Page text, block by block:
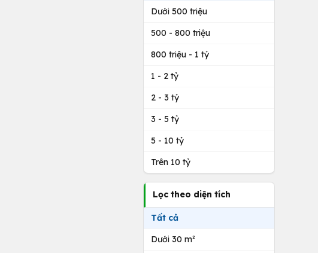
Dưới 500 triệu
500 - 800 triệu
800 triệu - 1 tỷ
1 - 2 tỷ
2 - 3 tỷ
3 - 5 tỷ
5 - 10 tỷ
Trên 10 tỷ
Lọc theo diện tích
Tất cả
Dưới 30 m²